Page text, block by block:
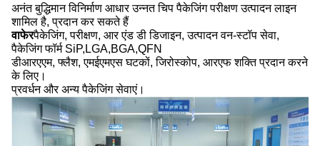
अनंत बुद्धिमान विनिर्माण आधार उन्नत चिप पैकेजिंग परीक्षण उत्पादन लाइन
शामिल है, प्रदान कर सकते हैं
वाफेरपैकेजिंग, परीक्षण, आर एंड डी डिजाइन, उत्पादन वन-स्टॉप सेवा,
पैकेजिंग फॉर्म SiP,LGA,BGA,QFN
डीआरएएम, फ्लैश, एमईएमएस घटकों, जिरोस्कोप, आरएफ शक्ति प्रदान करने
के लिए।
प्रवर्धन और अन्य पैकेजिंग सेवाएं।